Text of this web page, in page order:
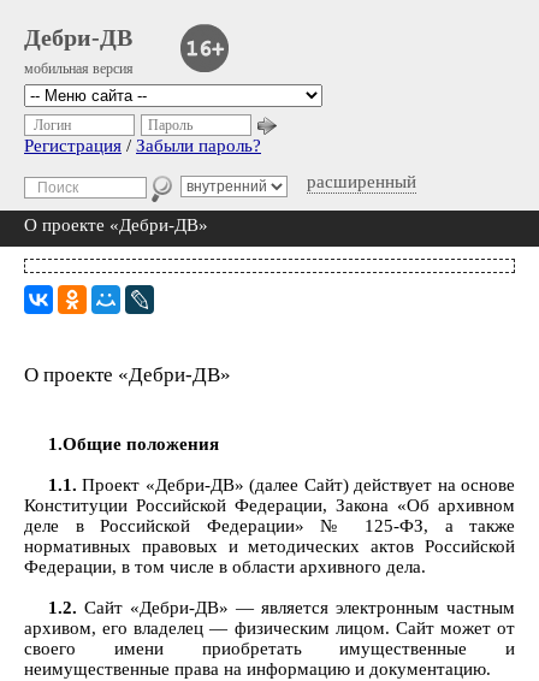
Дебри-ДВ
мобильная версия
расширенный
Логин Пароль
Регистрация / Забыли пароль?
О проекте «Дебри-ДВ»
О проекте «Дебри-ДВ»
1.Общие положения
1.1. Проект «Дебри-ДВ» (далее Сайт) действует на основе
Конституции Российской Федерации, Закона «Об архивном
деле в Российской Федерации» № 125-ФЗ, а также
нормативных правовых и методических актов Российской
Федерации, в том числе в области архивного дела.
1.2. Сайт «Дебри-ДВ» — является электронным частным
архивом, его владелец — физическим лицом. Сайт может от
своего имени приобретать имущественные и
неимущественные права на информацию и документацию.